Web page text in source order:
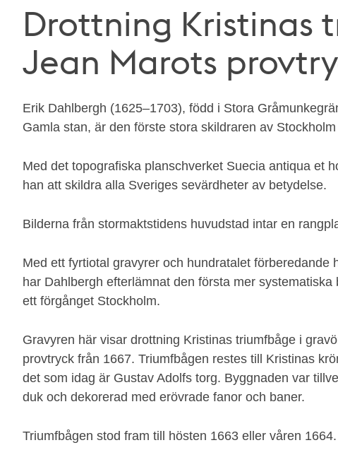
Drottning Kristinas
Jean Marots
Erik Dahlbergh (1625–1703), född i Stora
Gamla stan, är den förste stora skildraren av
Med det topografiska planschverket Suecia antiqua et
han att skildra alla Sveriges sevärdheter av betydelse.
Bilderna från stormaktstidens huvudstad intar en
Med ett fyrtiotal gravyrer och hundratalet förberedande
har Dahlbergh efterlämnat den första mer systematiska
ett förgånget Stockholm.
Gravyren här visar drottning Kristinas triumfbåge i
provtryck från 1667. Triumfbågen restes till Kristinas
det som idag är Gustav Adolfs torg. Byggnaden var
duk och dekorerad med erövrade fanor och baner.
Triumfbågen stod fram till hösten 1663 eller våren 1664.